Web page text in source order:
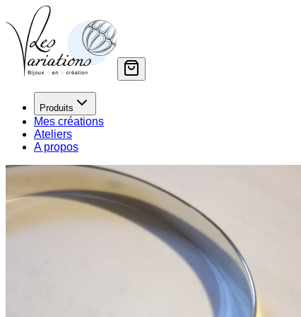
Produits
Mes créations
Ateliers
A propos